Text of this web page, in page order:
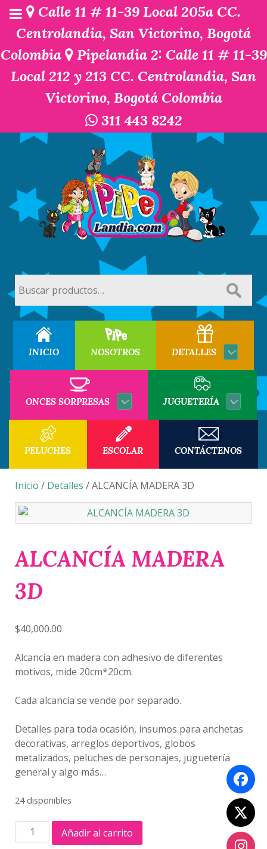
Calle 11 # 11-39 Local 205a CC.
Centrolandia, San Victorino, Bogotá
Colombia
Pipelandia 2: Calle 11 # 11-39
Local 212 y 213 CC. Centrolandia, San
Victorino, Bogotá Colombia
311 443 8242
por:
INICIO NOSOTROS DETALLES
ONCES SORPRESAS JUGUETERÍA
PELUCHES ESCOLAR CONTÁCTENOS
Inicio / Detalles / ALCANCÍA MADERA 3D
ALCANCÍA MADERA
3D
$40,000.00
Alcancía en madera con adhesivo de diferentes
motivos, mide 20cm*20cm.
Cada alcancía se vende por separado.
Detalles para toda ocasión, insumos para anchetas
decorativas, arreglos deportivos, globos
metalizados, peluches de personajes, juguetería
general y algo más…
24 disponibles
ALCANCÍA
MADERA
Añadir al carrito